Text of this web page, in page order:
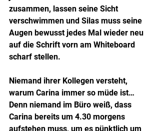
zusammen, lassen seine Sicht
verschwimmen und Silas muss seine
Augen bewusst jedes Mal wieder neu
auf die Schrift vorn am Whiteboard
scharf stellen.
Niemand ihrer Kollegen versteht,
warum Carina immer so müde ist…
Denn niemand im Büro weiß, dass
Carina bereits um 4.30 morgens
aufstehen muss, um es pünktlich um